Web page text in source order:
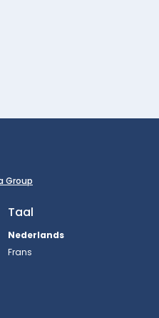
Group
Taal
Nederlands
Frans